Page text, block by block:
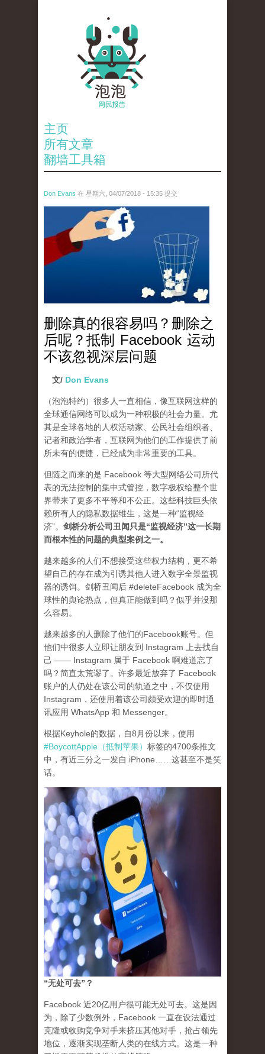
主页
所有文章
翻墙工具箱
Don Evans 在 星期六, 04/07/2018 - 15:35 提交
wechatimg60.jpeg
删除真的很容易吗？删除之
后呢？抵制 Facebook 运动
不该忽视深层问题
文/ Don Evans
（泡泡特约） 很多人一直相信，像互联网这样的
全球通信网络可以成为一种积极的社会力量。尤
其是全球各地的人权活动家、公民社会组织者、
记者和政治学者，互联网为他们的工作提供了前
所未有的便捷，已经成为非常重要的工具。
但随之而来的是 Facebook 等大型网络公司所代
表的无法控制的集中式管控，数字极权给整个世
界带来了更多不平等和不公正。这些科技巨头依
赖所有人的隐私数据维生，这是一种“监视经
济”。 剑桥分析公司丑闻只是“监视经济”这一长期
而根本性的问题的典型案例之一。
越来越多的人们不想接受这些权力结构，更不希
望自己的存在成为引诱其他人进入数字全景监视
器的诱饵。剑桥丑闻后 #deleteFacebook 成为全
球性的舆论热点，但真正能做到吗？似乎并没那
么容易。
越来越多的人删除了他们的Facebook账号。但
他们中很多人立即让朋友到 Instagram 上去找自
己 —— Instagram 属于 Facebook 啊难道忘了
吗？简直太荒谬了。许多最近放弃了 Facebook
账户的人仍处在该公司的轨道之中，不仅使用
Instagram，还使用着该公司颇受欢迎的即时通
讯应用 WhatsApp 和 Messenger。
根据Keyhole的数据，自8月份以来，使用
#BoycottApple（抵制苹果） 标签的4700条推文
中，有近三分之一发自 iPhone……这甚至不是笑
话。
“无处可去”？
Facebook 近20亿用户很可能无处可去。这是因
为，除了少数例外，Facebook 一直在设法通过
克隆或收购竞争对手来挤压其他对手，抢占领先
地位，逐渐实现垄断人类的在线方式。这是一种